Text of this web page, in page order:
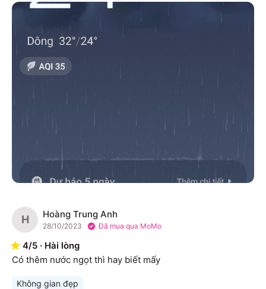
H Hoàng Trung Anh
28/10/2023 Đã mua qua MoMo
4/5 · Hài lòng
Có thêm nước ngọt thì hay biết mấy
Không gian đẹp